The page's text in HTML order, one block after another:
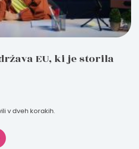
EU, ki je storila
v dveh korakih.